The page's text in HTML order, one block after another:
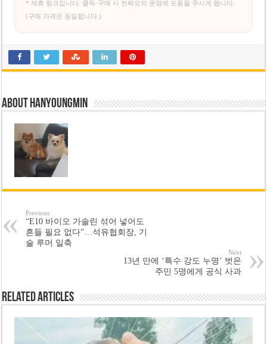
* 제휴 링크입니다. 클릭·구매 시 씬짜오의 운영에 도움을 주시게 됩니다.
(구매 가격은 동일합니다.)
About hanyoungmin
Previous
“E10 바이오 가솔린 섞어 넣어도
흔들 필요 없다”…석유협회장, 기
술 루머 일축
Next
13년 만에 ‘특수 강도 누명’ 벗은
주민 5명에게 공식 사과
Related Articles